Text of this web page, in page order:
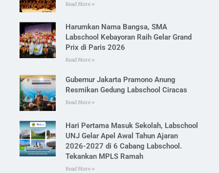
Read More »
Harumkan Nama Bangsa, SMA
Labschool Kebayoran Raih Gelar Grand
Prix di Paris 2026
Read More »
Gubernur Jakarta Pramono Anung
Resmikan Gedung Labschool Ciracas
Read More »
Hari Pertama Masuk Sekolah, Labschool
UNJ Gelar Apel Awal Tahun Ajaran
2026-2027 di 6 Cabang Labschool.
Tekankan MPLS Ramah
Read More »